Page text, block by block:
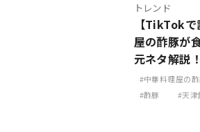
トレンド
【TikTok
屋の酢豚が
元ネタ解説
中華料理屋の
酢豚
天津